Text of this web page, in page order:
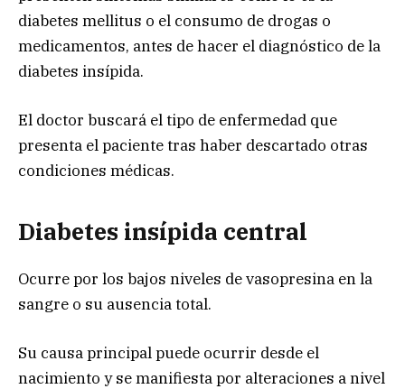
diabetes mellitus o el consumo de drogas o
medicamentos, antes de hacer el diagnóstico de la
diabetes insípida.
El doctor buscará el tipo de enfermedad que
presenta el paciente tras haber descartado otras
condiciones médicas.
Diabetes insípida central
Ocurre por los bajos niveles de vasopresina en la
sangre o su ausencia total.
Su causa principal puede ocurrir desde el
nacimiento y se manifiesta por alteraciones a nivel